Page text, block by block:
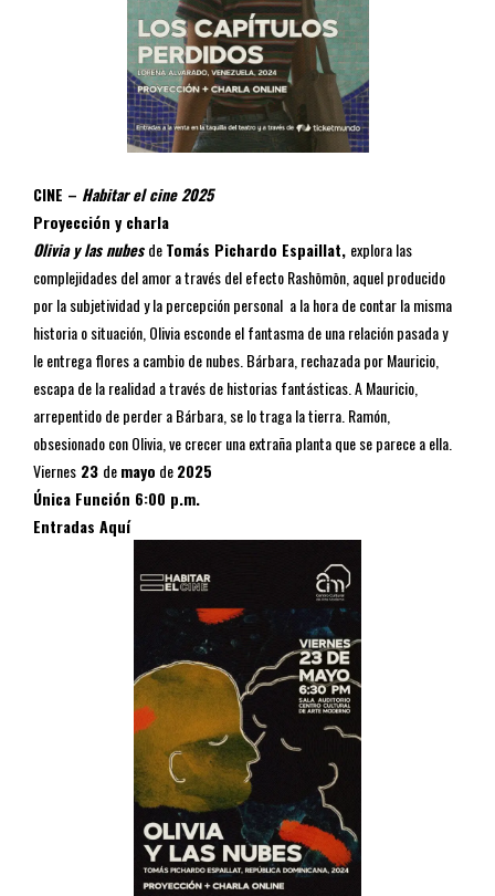
CINE – Habitar el cine 2025
Proyección y charla
Olivia y las nubesdeTomás Pichardo Espaillat, explora las
complejidades del amor a través del efecto Rashōmōn, aquel producido
por la subjetividad y la percepción personal a la hora de contar la misma
historia o situación, Olivia esconde el fantasma de una relación pasada y
le entrega flores a cambio de nubes. Bárbara, rechazada por Mauricio,
escapa de la realidad a través de historias fantásticas. A Mauricio,
arrepentido de perder a Bárbara, se lo traga la tierra. Ramón,
obsesionado con Olivia, ve crecer una extraña planta que se parece a ella.
Viernes 23 demayo de2025
Única Función 6:00 p.m.
Entradas Aquí